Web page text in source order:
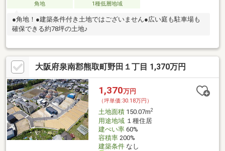
角地
1種低層地域
●角地！●建築条件付き土地ではございません●広い庭も駐車場も
確保できる約78坪の土地♪
大阪府泉南郡熊取町野田１丁目 1,370万円
1,370万円
（坪単価:30.18万円）
土地面積150.07m2
用途地域１種住居
建ぺい率60%
容積率200%
建築条件なし